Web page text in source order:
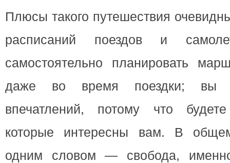
Плюсы такого путешествия
расписаний поездов и
самостоятельно планировать
даже во время поездки; вы
впечатлений, потому что
которые интересны вам. В
одним словом — свобода,